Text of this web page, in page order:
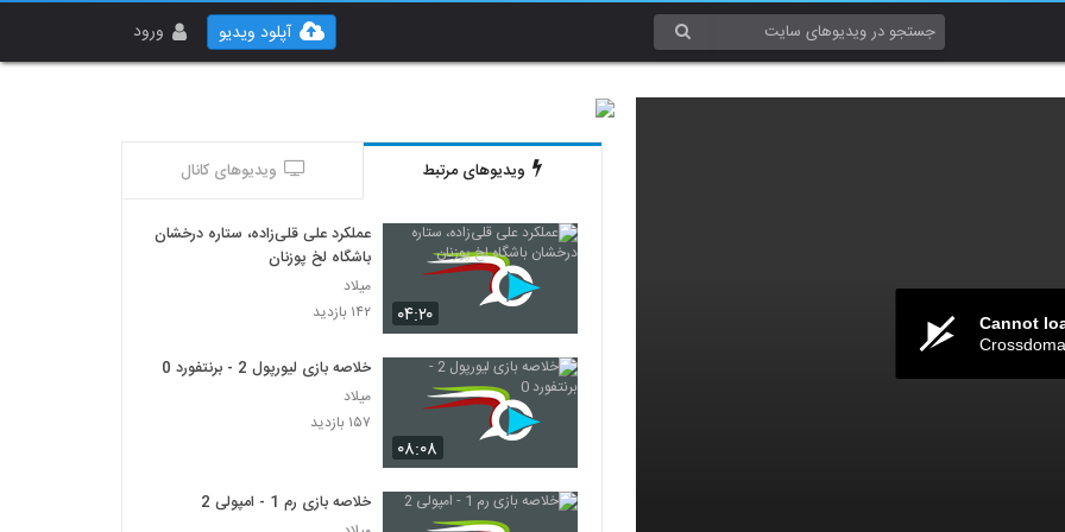
ورود آپلود ویدیو
Cannot
ویدیوهای مرتبط ویدیوهای کانال
۰۴:۲۰
عملکرد علی قلی‌زاده، ستاره درخشان
باشگاه لخ پوزنان
میلاد
۱۴۲ بازدید
۰۸:۰۸
خلاصه بازی لیورپول 2 - برنتفورد 0
میلاد
۱۵۷ بازدید
خلاصه بازی رم 1 - امپولی 2